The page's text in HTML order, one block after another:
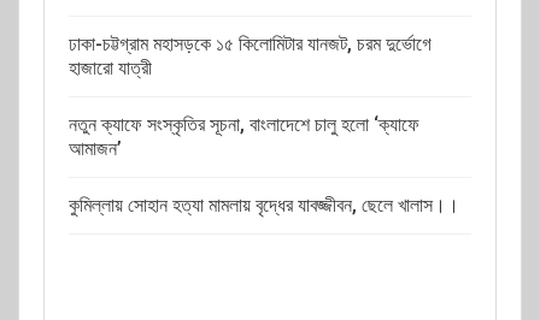
ঢাকা-চট্টগ্রাম মহাসড়কে ১৫ কিলোমিটার যানজট, চরম দুর্ভোগে
হাজারো যাত্রী
নতুন ক্যাফে সংস্কৃতির সূচনা, বাংলাদেশে চালু হলো ‘ক্যাফে
আমাজন’
কুমিল্লায় সোহান হত্যা মামলায় বৃদ্ধের যাবজ্জীবন, ছেলে খালাস।।